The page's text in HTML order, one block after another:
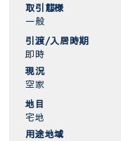
取引態様
一般
引渡/入居時期
即時
現況
空家
地目
宅地
用途地域